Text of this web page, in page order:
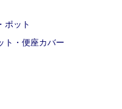
ポット
ト・便座カバー